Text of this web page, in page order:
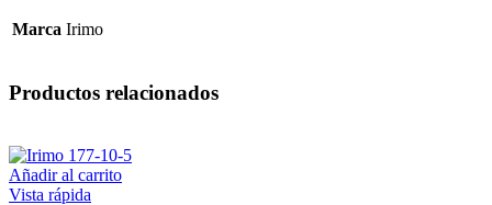
Marca Irimo
Productos relacionados
Añadir al carrito
Vista rápida